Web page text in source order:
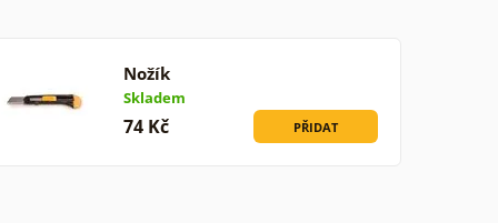
Nožík
Skladem
74 Kč PŘIDAT